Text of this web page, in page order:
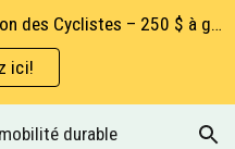
Skip to navigation
Participez au sondage de la Maison des Cyclistes – 250 $ à gagner!
ici!
durable